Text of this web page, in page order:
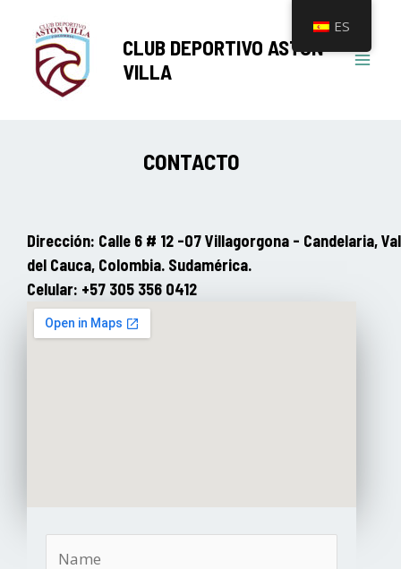
contenido
CLUB DEPORTIVO ASTON
VILLA
CONTACTO
Dirección: Calle 6 # 12 -07 Villagorgona - Candelaria,
del Cauca, Colombia. Sudamérica.
Celular: +57 305 356 0412
ES